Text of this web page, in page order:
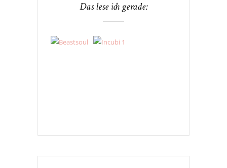
Das lese ich gerade: